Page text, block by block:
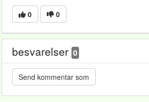
0 0
besvarelser 0